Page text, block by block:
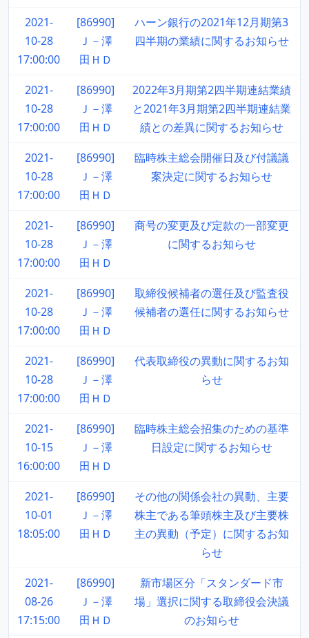
2021-
10-28
17:00:00
[86990]
Ｊ－澤
田ＨＤ
ハーン銀行の2021年12月期第3
四半期の業績に関するお知らせ
2021-
10-28
17:00:00
[86990]
Ｊ－澤
田ＨＤ
2022年3月期第2四半期連結業績
と2021年3月期第2四半期連結業
績との差異に関するお知らせ
2021-
10-28
17:00:00
[86990]
Ｊ－澤
田ＨＤ
臨時株主総会開催日及び付議議
案決定に関するお知らせ
2021-
10-28
17:00:00
[86990]
Ｊ－澤
田ＨＤ
商号の変更及び定款の一部変更
に関するお知らせ
2021-
10-28
17:00:00
[86990]
Ｊ－澤
田ＨＤ
取締役候補者の選任及び監査役
候補者の選任に関するお知らせ
2021-
10-28
17:00:00
[86990]
Ｊ－澤
田ＨＤ
代表取締役の異動に関するお知
らせ
2021-
10-15
16:00:00
[86990]
Ｊ－澤
田ＨＤ
臨時株主総会招集のための基準
日設定に関するお知らせ
2021-
10-01
18:05:00
[86990]
Ｊ－澤
田ＨＤ
その他の関係会社の異動、主要
株主である筆頭株主及び主要株
主の異動（予定）に関するお知
らせ
2021-
08-26
17:15:00
[86990]
Ｊ－澤
田ＨＤ
新市場区分「スタンダード市
場」選択に関する取締役会決議
のお知らせ